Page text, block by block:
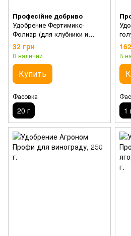
Професійне добриво
Удобрение Фертимикс-
Фолиар (для клубники и
ягодных культур с
прилипателем)
32 грн
В наличии
Купить
Фасовка
20 г
В
1